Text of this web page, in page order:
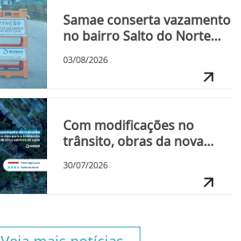
Samae conserta vazamento
no bairro Salto do Norte
03/08/2026
Com modificações no
trânsito, obras da nova
iniciam nesta sexta-feira,
30/07/2026